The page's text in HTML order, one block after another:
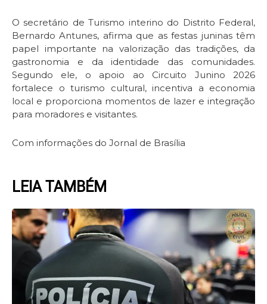
O secretário de Turismo interino do Distrito Federal,
Bernardo Antunes, afirma que as festas juninas têm
papel importante na valorização das tradições, da
gastronomia e da identidade das comunidades.
Segundo ele, o apoio ao Circuito Junino 2026
fortalece o turismo cultural, incentiva a economia
local e proporciona momentos de lazer e integração
para moradores e visitantes.
Com informações do Jornal de Brasília
LEIA TAMBÉM
PagePagePagePagePage